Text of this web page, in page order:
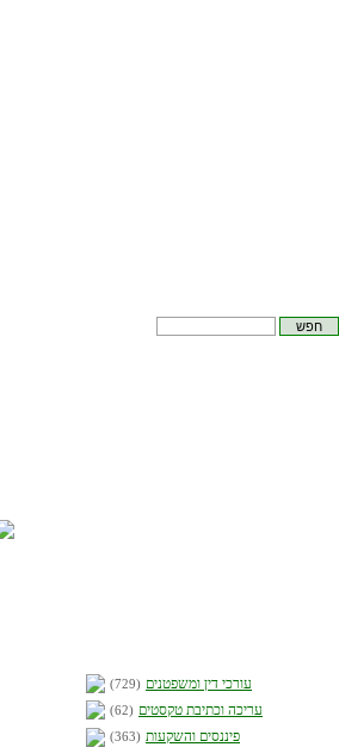
עורכי דין ומשפטנים (729)
עריכה וכתיבת טקסטים (62)
פיננסים והשקעות (363)